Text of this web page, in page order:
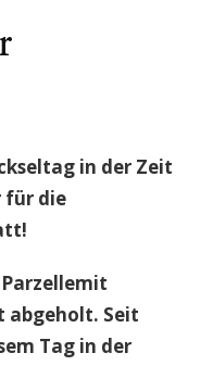
in der Zeit
für die
abgeholt. Seit
Tag in der